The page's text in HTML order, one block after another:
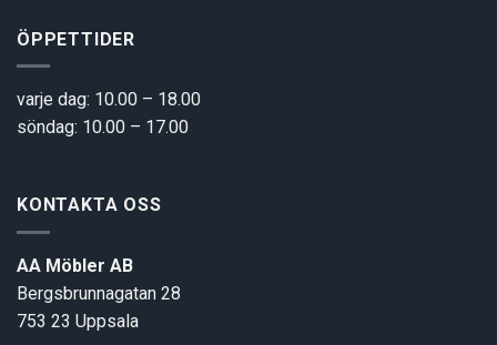
ÖPPETTIDER
varje dag: 10.00 – 18.00
söndag: 10.00 – 17.00
KONTAKTA OSS
AA Möbler AB
Bergsbrunnagatan 28
753 23 Uppsala